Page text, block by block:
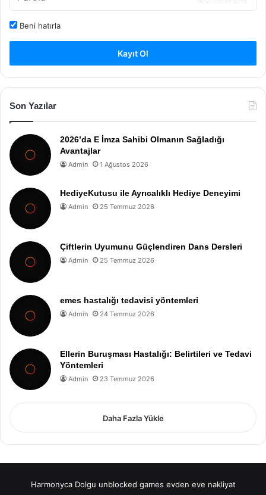
Beni hatırla
Kayıt Ol
Son Yazılar
2026’da E İmza Sahibi Olmanın Sağladığı
Avantajlar
Admin 1 Ağustos 2026
HediyeKutusu ile Ayrıcalıklı Hediye Deneyimi
Admin 25 Temmuz 2026
Çiftlerin Uyumunu Güçlendiren Dans Dersleri
Admin 25 Temmuz 2026
emes hastalığı tedavisi yöntemleri
Admin 24 Temmuz 2026
Ellerin Buruşması Hastalığı: Belirtileri ve Tedavi
Yöntemleri
Admin 23 Temmuz 2026
Daha Fazla Yükle
Harmonyca Dolgu unblocked games evden eve nakliyat